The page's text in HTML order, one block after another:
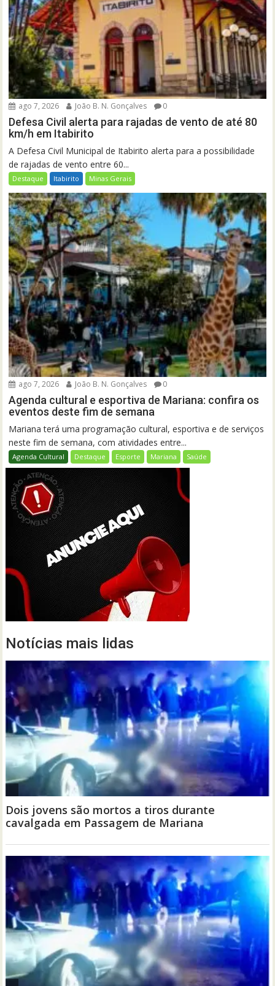
ago 7, 2026 João B. N. Gonçalves 0
Defesa Civil alerta para rajadas de vento de até 80
km/h em Itabirito
A Defesa Civil Municipal de Itabirito alerta para a possibilidade
de rajadas de vento entre 60...
Destaque Itabirito Minas Gerais
ago 7, 2026 João B. N. Gonçalves 0
Agenda cultural e esportiva de Mariana: confira os
eventos deste fim de semana
Mariana terá uma programação cultural, esportiva e de serviços
neste fim de semana, com atividades entre...
Agenda Cultural Destaque Esporte Mariana Saúde
Notícias mais lidas